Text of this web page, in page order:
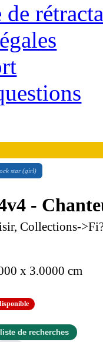
star (girl)
-
Collections-
x 3.0000 cm